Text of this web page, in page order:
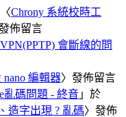
Chrony 系統校時工
佈留言
會斷線的問
nano 編輯器〉發佈留言
亂碼問題 - 終音 」於
造字出現 ? 亂碼〉發佈